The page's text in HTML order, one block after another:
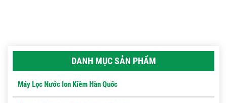
DANH MỤC SẢN PHẨM
Máy Lọc Nước Ion Kiềm Hàn Quốc